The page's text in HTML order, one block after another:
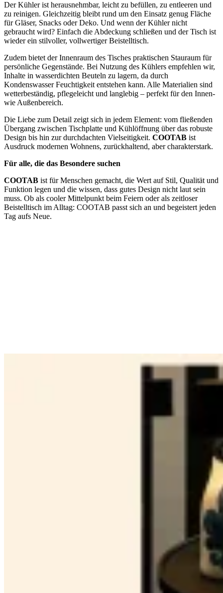
Der Kühler ist herausnehmbar, leicht zu befüllen, zu entleeren und
zu reinigen. Gleichzeitig bleibt rund um den Einsatz genug Fläche
für Gläser, Snacks oder Deko. Und wenn der Kühler nicht
gebraucht wird? Einfach die Abdeckung schließen und der Tisch ist
wieder ein stilvoller, vollwertiger Beistelltisch.
Zudem bietet der Innenraum des Tisches praktischen Stauraum für
persönliche Gegenstände. Bei Nutzung des Kühlers empfehlen wir,
Inhalte in wasserdichten Beuteln zu lagern, da durch
Kondenswasser Feuchtigkeit entstehen kann. Alle Materialien sind
wetterbeständig, pflegeleicht und langlebig – perfekt für den Innen-
wie Außenbereich.
Die Liebe zum Detail zeigt sich in jedem Element: vom fließenden
Übergang zwischen Tischplatte und Kühlöffnung über das robuste
Design bis hin zur durchdachten Vielseitigkeit. COOTAB ist
Ausdruck modernen Wohnens, zurückhaltend, aber charakterstark.
Für alle, die das Besondere suchen
COOTAB ist für Menschen gemacht, die Wert auf Stil, Qualität und
Funktion legen und die wissen, dass gutes Design nicht laut sein
muss. Ob als cooler Mittelpunkt beim Feiern oder als zeitloser
Beistelltisch im Alltag: COOTAB passt sich an und begeistert jeden
Tag aufs Neue.